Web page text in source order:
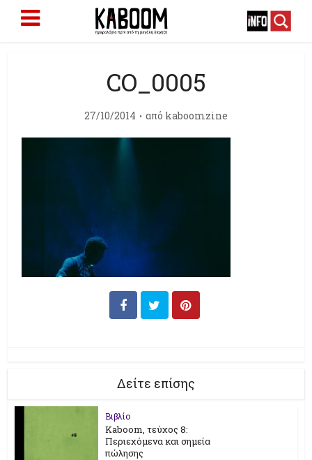
CO_0005
27/10/2014 από kaboomzine
Δείτε επίσης
Βιβλίο
Kaboom, τεύχος 8:
Περιεχόμενα και σημεία
πώλησης